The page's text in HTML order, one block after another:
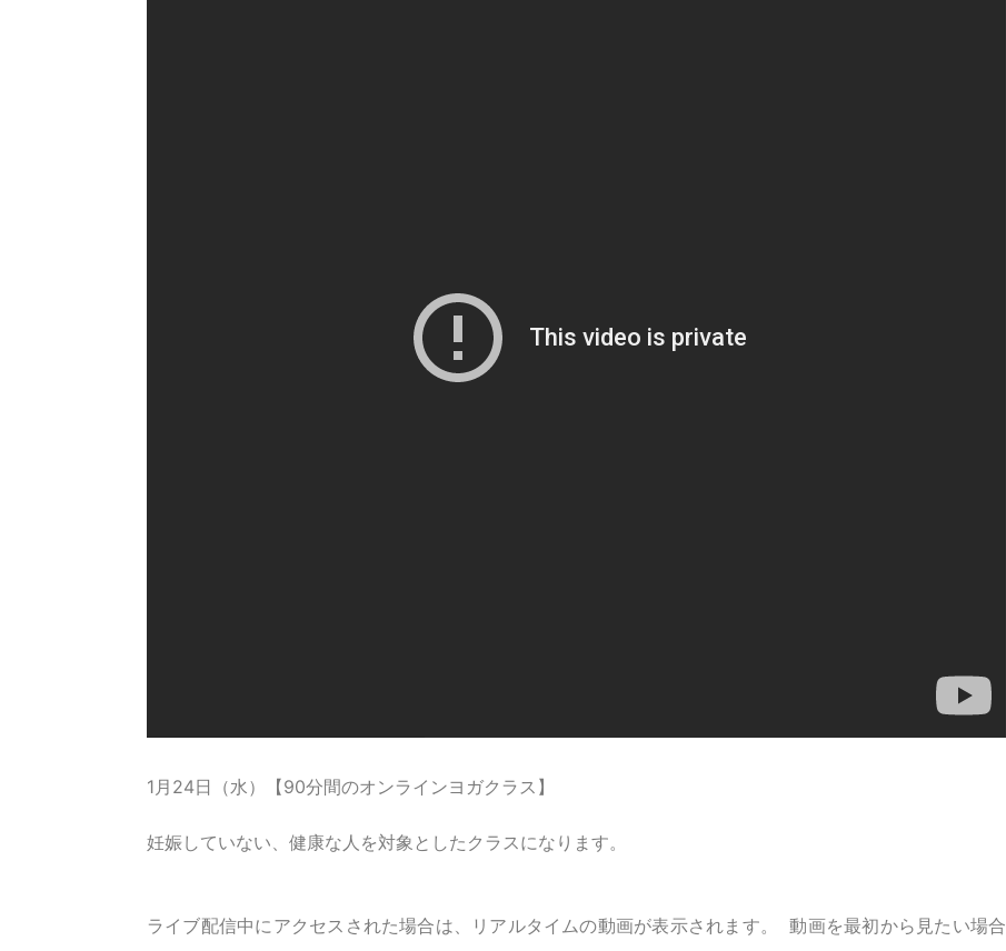
1月24日（水）【90分間のオンラインヨガクラス】
妊娠していない、健康な人を対象としたクラスになります。
ライブ配信中にアクセスされた場合は、リアルタイムの動画が表示されます。 動画を最初から見たい場合